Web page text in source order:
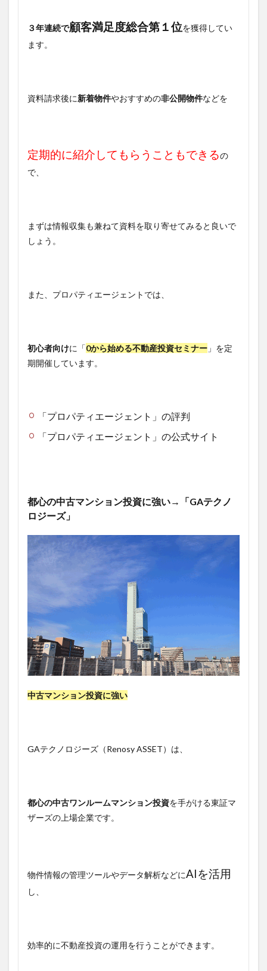
３年連続で顧客満足度総合第１位を獲得してい
ます。
資料請求後に新着物件やおすすめの非公開物件などを
定期的に紹介してもらうこともできるの
で、
まずは情報収集も兼ねて資料を取り寄せてみると良いで
しょう。
また、プロパティエージェントでは、
初心者向けに「0から始める不動産投資セミナー 」を定
期開催しています。
「プロパティエージェント」の評判
「プロパティエージェント」の公式サイト
都心の中古マンション投資に強い→「GAテクノ
ロジーズ」
中古マンション投資に強い
GAテクノロジーズ（Renosy ASSET）は、
都心の中古ワンルームマンション投資を手がける東証マ
ザーズの上場企業です。
物件情報の管理ツールやデータ解析などにAIを活用
し、
効率的に不動産投資の運用を行うことができます。